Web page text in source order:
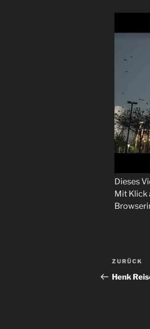
Dieses
Mit Klick
Vorheriger
Beitrag
ZURÜCK
Henk